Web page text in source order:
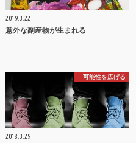
2019.3.22
意外な副産物が生まれる
可能性を広げる
2018.3.29